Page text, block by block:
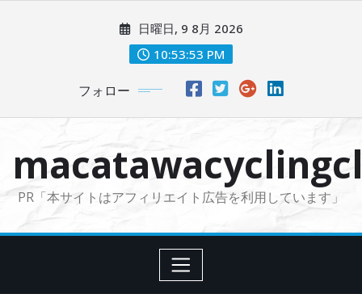
に
日曜日, 9 8月 2026
10:53:55 PM
フォロー
PR「本サイトはアフィリエイト広告を利用しています」